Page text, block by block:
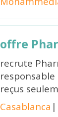
offre
recrute
reçus
Casablanca